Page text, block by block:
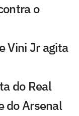
o
Vini Jr agita
do Real
do Arsenal